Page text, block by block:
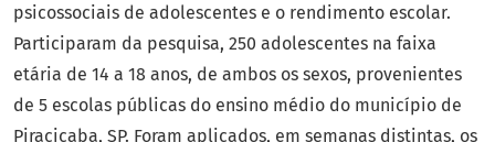
psicossociais de adolescentes e o rendimento escolar.
Participaram da pesquisa, 250 adolescentes na faixa
etária de 14 a 18 anos, de ambos os sexos, provenientes
de 5 escolas públicas do ensino médio do município de
Piracicaba, SP. Foram aplicados, em semanas distintas, os